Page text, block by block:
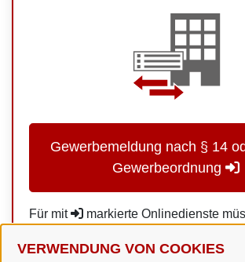
VERWENDUNG VON COOKIES
Gewerbemeldung nach § 14
Gewerbeordnung
Für mit
markierte Onlinedienste
Login besitzen, können Sie sich